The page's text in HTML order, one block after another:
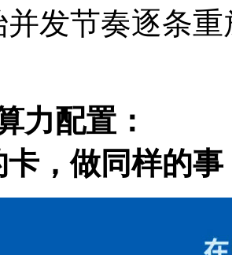
始并发节奏逐条
力配置：
，做同样的事